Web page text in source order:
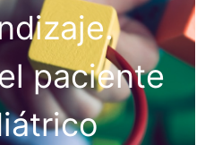
paciente